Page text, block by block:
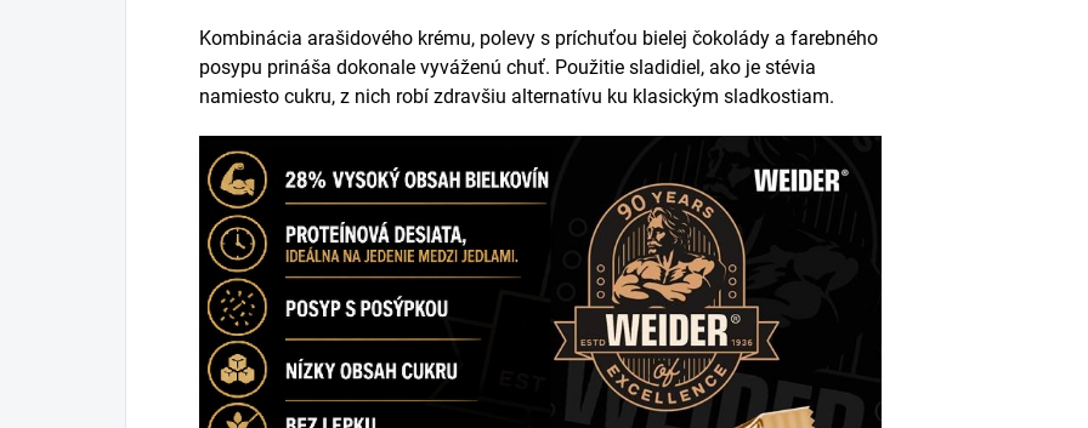
Kombinácia arašidového krému, polevy s príchuťou bielej čokolády a farebného
posypu prináša dokonale vyváženú chuť. Použitie sladidiel, ako je stévia
namiesto cukru, z nich robí zdravšiu alternatívu ku klasickým sladkostiam.